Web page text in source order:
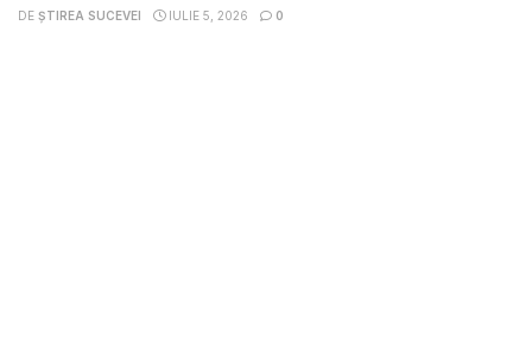
DE ȘTIREA SUCEVEI IULIE 5, 2026 0